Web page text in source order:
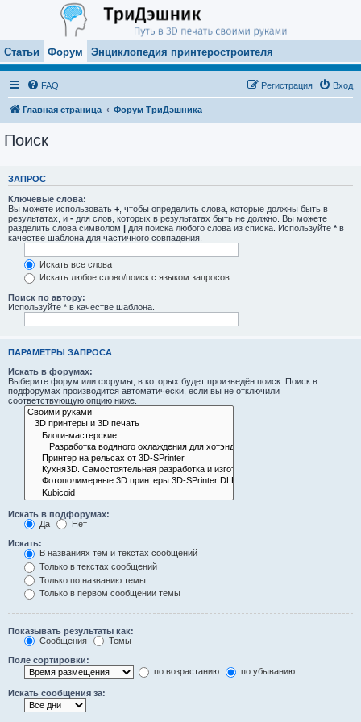
Статьи Форум Энциклопедия принтеростроителя
FAQ Вход
Регистрация
Главная страница Форум ТриДэшника
Поиск
ЗАПРОС
Ключевые слова:
Вы можете использовать + , чтобы определить слова, которые должны быть в
результатах, и - для слов, которых в результатах быть не должно. Вы можете
разделить слова символом | для поиска любого слова из списка. Используйте * в
качестве шаблона для частичного совпадения.
Искать все слова
Искать любое слово/поиск с языком запросов
Поиск по автору:
Используйте * в качестве шаблона.
ПАРАМЕТРЫ ЗАПРОСА
Искать в форумах:
Выберите форум или форумы, в которых будет произведён поиск. Поиск в
подфорумах производится автоматически, если вы не отключили
соответствующую опцию ниже.
Искать в подфорумах:
Да
Нет
Искать:
В названиях тем и текстах сообщений
Только в текстах сообщений
Только по названию темы
Только в первом сообщении темы
Показывать результаты как:
Сообщения
Темы
Поле сортировки:
по возрастанию
по убыванию
Искать сообщения за: